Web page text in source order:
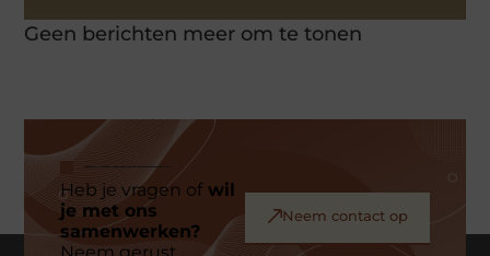
Geen berichten meer om te tonen
Heb je vragen ofwil
je met ons
samenwerken?
Neem contact op